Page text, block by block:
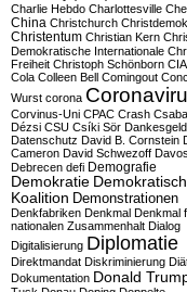
Charlie Hebdo Charlottesville
China Christchurch
Christentum Christian Kern
Demokratische Internationale
Freiheit Christoph Schönborn CIA
Cola Colleen Bell Comingout
Wurst corona
Corvinus-Uni CPAC Crash
Dézsi CSU Csíki Sör Dankesgeld
Datenschutz David B. Cornstein
Cameron David Schwezoff Davos
Debrecen defi Demografie
Demokratie
Koalition Demonstrationen
Denkfabriken Denkmal Denkmal
nationalen Zusammenhalt Dialog
Digitalisierung Diplomatie
Direktmandat Diskriminierung
Dokumentation Donald